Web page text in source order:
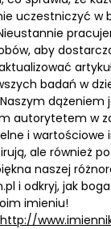
uczestniczyć w
aby
badań w
dążeniem
autorytetem w
i wartościowe
ale również
naszej
i odkryj, jak
imieniu!
http://